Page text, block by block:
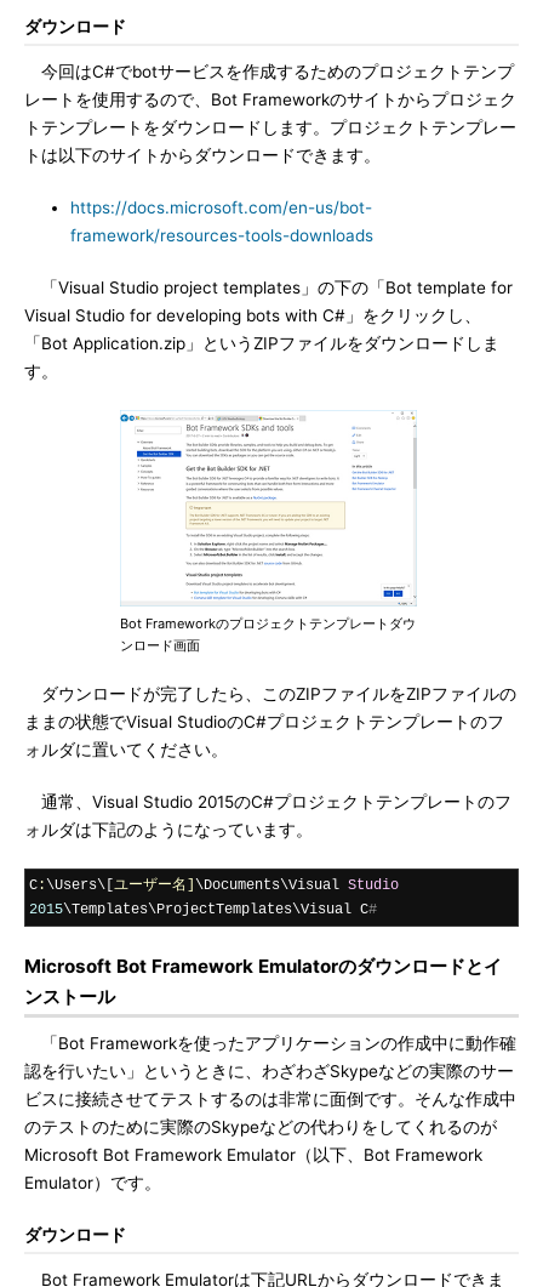
ダウンロード
今回はC#でbotサービスを作成するためのプロジェクトテンプ
レートを使用するので、Bot Frameworkのサイトからプロジェク
トテンプレートをダウンロードします。プロジェクトテンプレー
トは以下のサイトからダウンロードできます。
https://docs.microsoft.com/en-us/bot-
framework/resources-tools-downloads
「Visual Studio project templates」の下の「Bot template for
Visual Studio for developing bots with C#」をクリックし、
「Bot Application.zip」というZIPファイルをダウンロードしま
す。
Bot Frameworkのプロジェクトテンプレートダウ
ンロード画面
ダウンロードが完了したら、このZIPファイルをZIPファイルの
ままの状態でVisual StudioのC#プロジェクトテンプレートのフ
ォルダに置いてください。
通常、Visual Studio 2015のC#プロジェクトテンプレートのフ
ォルダは下記のようになっています。
C : \Users\[ ユーザー名] \Documents\Visual Studio
2015\Templates\ProjectTemplates\Visual C#
Microsoft Bot Framework Emulatorのダウンロードとイ
ンストール
「Bot Frameworkを使ったアプリケーションの作成中に動作確
認を行いたい」というときに、わざわざSkypeなどの実際のサー
ビスに接続させてテストするのは非常に面倒です。そんな作成中
のテストのために実際のSkypeなどの代わりをしてくれるのが
Microsoft Bot Framework Emulator（以下、Bot Framework
Emulator）です。
ダウンロード
Bot Framework Emulatorは下記URLからダウンロードできま